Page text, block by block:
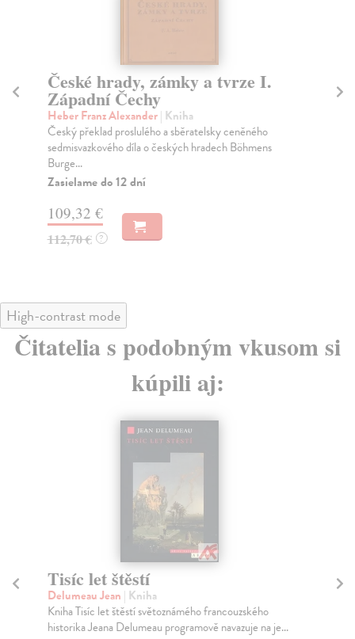
České hrady, zámky a tvrze I.
Západní Čechy
Heber Franz Alexander| Kniha
Český překlad proslulého a sběratelsky ceněného
sedmisvazkového díla o českých hradech Böhmens
Burge...
Zasielame do 12 dní
109,32 €
112,70 € ?
High-contrast mode
Čitatelia s podobným vkusom si
kúpili aj:
Tisíc let štěstí
Delumeau Jean | Kniha
Kniha Tisíc let štěstí světoznámého francouzského
historika Jeana Delumeau programově navazuje na je...